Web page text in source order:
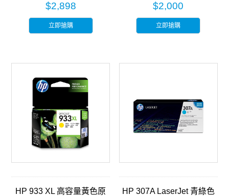
$2,898
立即搶購
$2,000
立即搶購
HP 933 XL 高容量黃色原
HP 307A LaserJet 青綠色